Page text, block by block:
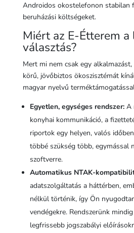
Androidos okostelefonon stabilan
beruházási költségeket.
Miért az E-Étterem a
választás?
Mert mi nem csak egy
körű, jövőbiztos ökoszisztémát
magyar nyelvű
Egyetlen, egységes rendszer:A
konyhai kommunikáció, a
riportok egy helyen, valós
többé szükség több, egymással
szoftverre.
Automatikus NTAK-
adatszolgáltatás a háttérben,
nélkül történik, így Ön
vendégekre. Rendszerünk
legfrissebb jogszabályi